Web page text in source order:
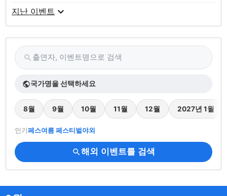
지난 이벤트 expand_more
search 출연자, 이벤트명으로 검색
public국가명을 선택하세요
8월 9월 10월 11월 12월 2027년 1월
인기페스여름 페스티벌야외
search해외 이벤트를 검색